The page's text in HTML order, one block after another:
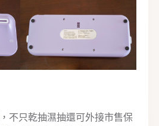
不只乾抽濕抽還可外接市售保